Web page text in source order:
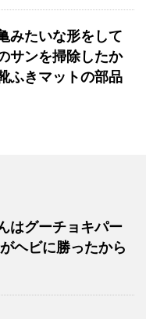
みたいな形をして
サンを掃除したか
ふきマットの部品
はグーチョキパー
ヘビに勝ったから